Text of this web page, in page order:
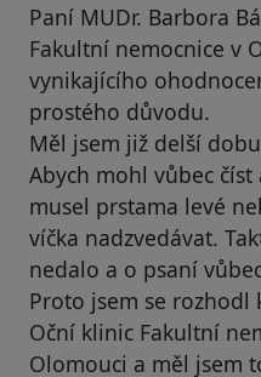
Paní MUDr. Barbora
Fakultní nemocnice v
vynikajícího
prostého důvodu.
Měl jsem již delší
Abych mohl vůbec
musel prstama levé
víčka nadzvedávat.
nedalo a o psaní
Proto jsem se rozhodl
Oční klinic Fakultní
Olomouci a měl jsem